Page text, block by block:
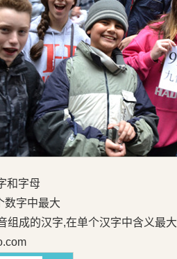
和字母
数字中最大
组成的汉字,在单个汉字中含义最大